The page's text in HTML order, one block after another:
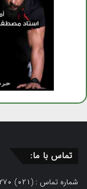
تماس با ما:
شماره تماس : (۰۲۱) ۶۶۵۶۵۲۷۰